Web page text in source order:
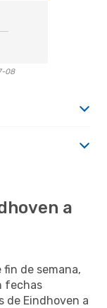
08
a
de semana,
fechas
de Eindhoven a